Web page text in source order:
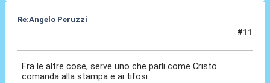
Re:Angelo Peruzzi
#11
Fra le altre cose, serve uno che parli come Cristo
comanda alla stampa e ai tifosi.